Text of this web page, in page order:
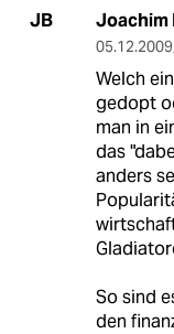
JB Joachim
05.12.2009,
Welch
gedopt
man in
das
anders
So sind
den